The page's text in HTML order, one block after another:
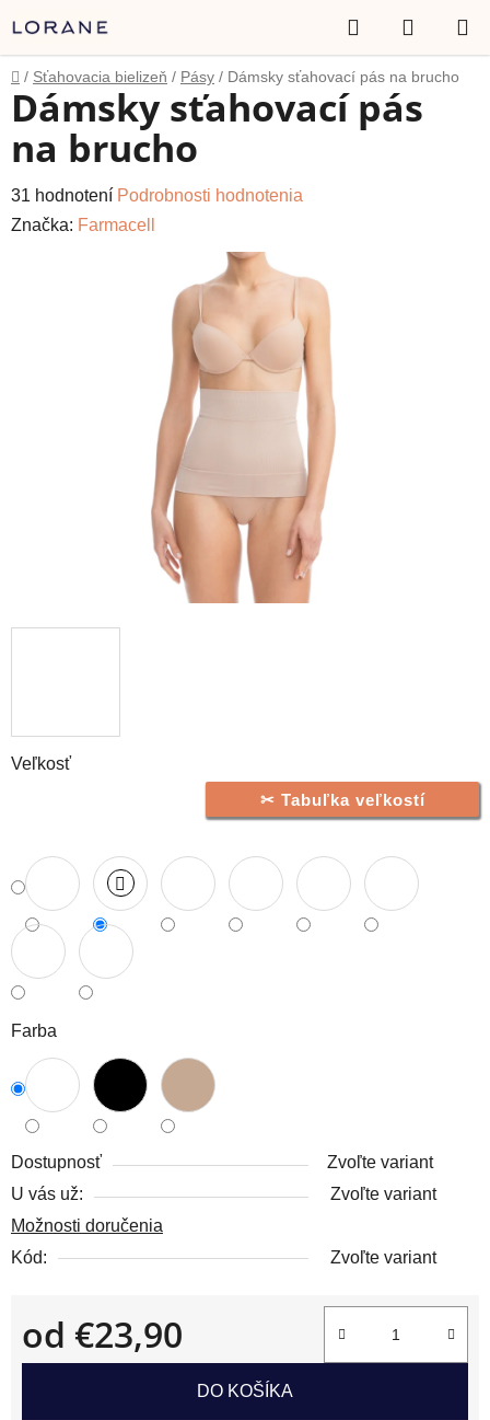
na
obsah
Hľadať
KOŠÍK
Domov
/ Sťahovacia bielizeň / Pásy / Dámsky sťahovací pás na brucho
Tabuľka veľkostí
Veľkosť
Farba
Dostupnosť
Zvoľte variant
U vás už:
Zvoľte variant
Možnosti doručenia
Kód:
Zvoľte variant
od €23,90
Jednotková cena:
DO KOŠÍKA
Dámsky sťahovací pás
na brucho
Priemerné
hodnotenie
31 hodnotení Podrobnosti hodnotenia
Značka: Farmacell